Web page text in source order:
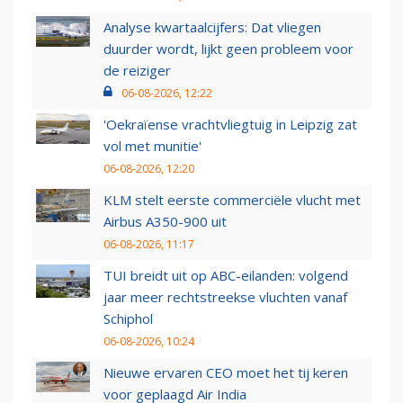
Analyse kwartaalcijfers: Dat vliegen
duurder wordt, lijkt geen probleem voor
de reiziger
06-08-2026, 12:22
'Oekraïense vrachtvliegtuig in Leipzig zat
vol met munitie'
06-08-2026, 12:20
KLM stelt eerste commerciële vlucht met
Airbus A350-900 uit
06-08-2026, 11:17
TUI breidt uit op ABC-eilanden: volgend
jaar meer rechtstreekse vluchten vanaf
Schiphol
06-08-2026, 10:24
Nieuwe ervaren CEO moet het tij keren
voor geplaagd Air India